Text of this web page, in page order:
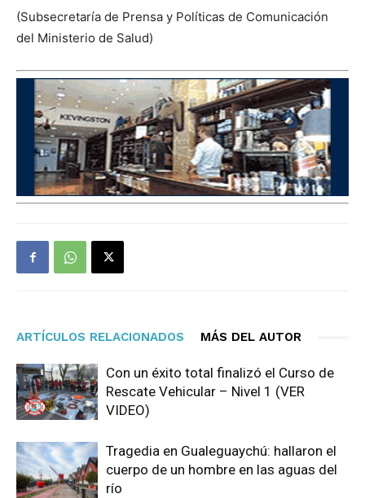
(Subsecretaría de Prensa y Políticas de Comunicación
del Ministerio de Salud)
ARTÍCULOS RELACIONADOS MÁS DEL AUTOR
Con un éxito total finalizó el Curso de
Rescate Vehicular – Nivel 1 (VER
VIDEO)
Tragedia en Gualeguaychú: hallaron el
cuerpo de un hombre en las aguas del
río